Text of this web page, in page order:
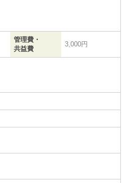
管理費・
共益費
3,000円